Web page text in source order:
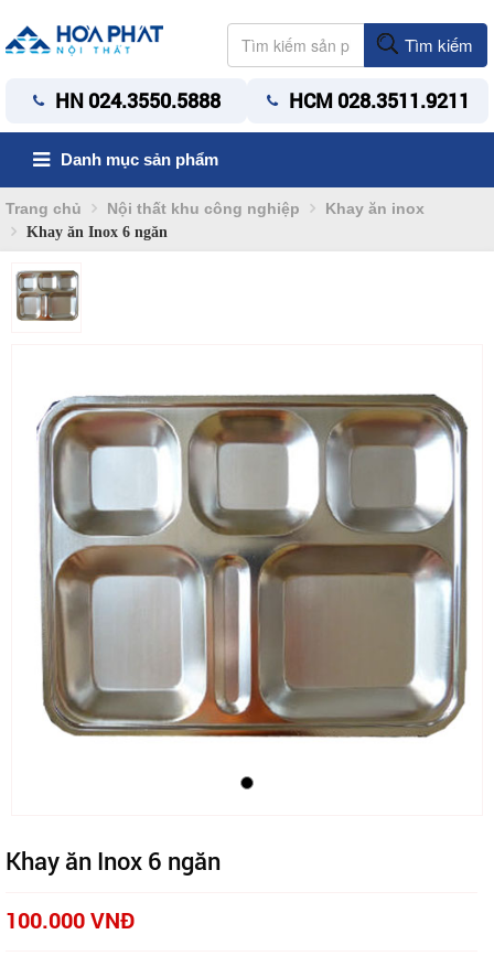
Tìm kiếm
HN 024.3550.5888 HCM 028.3511.9211
Danh mục sản phẩm
Trang chủ Nội thất khu công nghiệp Khay ăn inox
Khay ăn Inox 6 ngăn
Khay ăn Inox 6 ngăn
100.000 VNĐ